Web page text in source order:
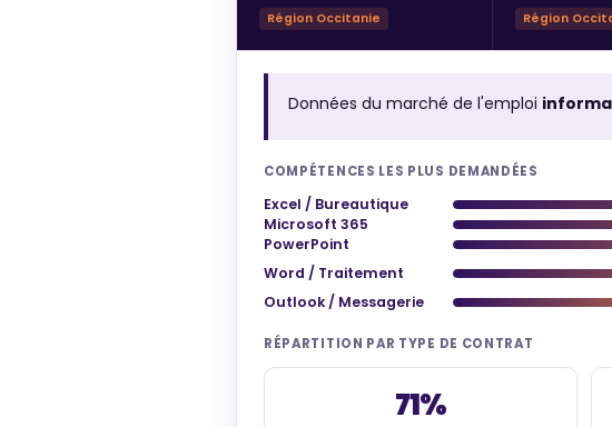
Région Occitanie Région
Données du marché de l'emploi
COMPÉTENCES LES PLUS DEMANDÉES
Excel / Bureautique
Microsoft 365
PowerPoint
Word / Traitement
Outlook / Messagerie
RÉPARTITION PAR TYPE DE CONTRAT
71%